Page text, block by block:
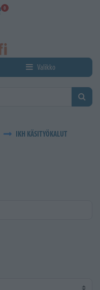
0
Valikko
IKH KÄSITYÖKALUT